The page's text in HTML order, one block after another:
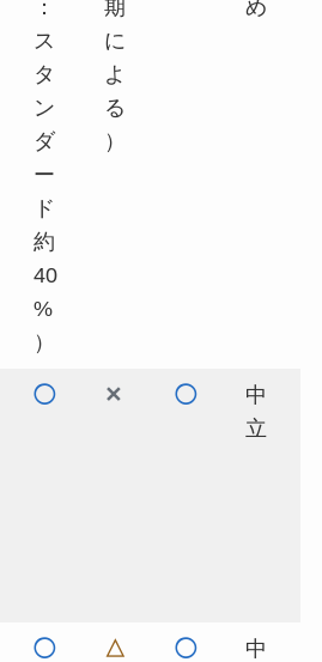
：
ス
タ
ン
ダ
ー
ド
約
40
%
）
期
に
よ
る
）
め
◯ ✕ ◯
中
立
◯
△ ◯
中